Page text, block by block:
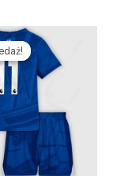
zł.
Aktualna
cena
wynosi:
127,86 zł.